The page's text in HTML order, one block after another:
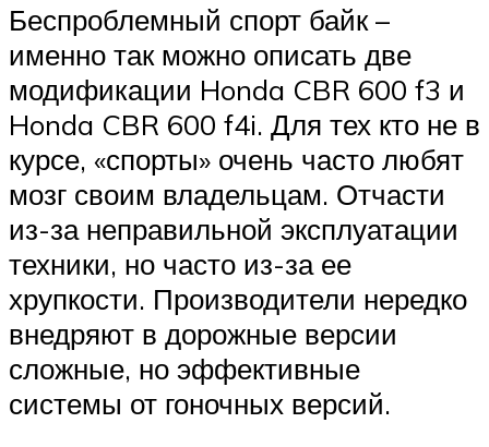
Беспроблемный спорт байк –
именно так можно описать две
модификации Honda CBR 600 f3 и
Honda CBR 600 f4i. Для тех кто не в
курсе, «спорты» очень часто любят
мозг своим владельцам. Отчасти
из-за неправильной эксплуатации
техники, но часто из-за ее
хрупкости. Производители нередко
внедряют в дорожные версии
сложные, но эффективные
системы от гоночных версий.